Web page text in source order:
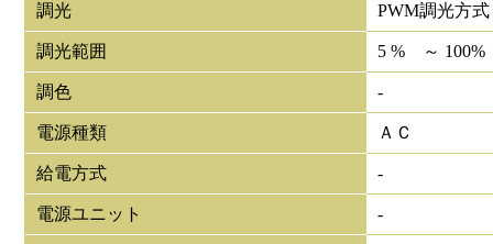
調光 PWM調光方式
調光範囲 5 % ～ 100%
調色 -
電源種類 ＡＣ
給電方式 -
電源ユニット -